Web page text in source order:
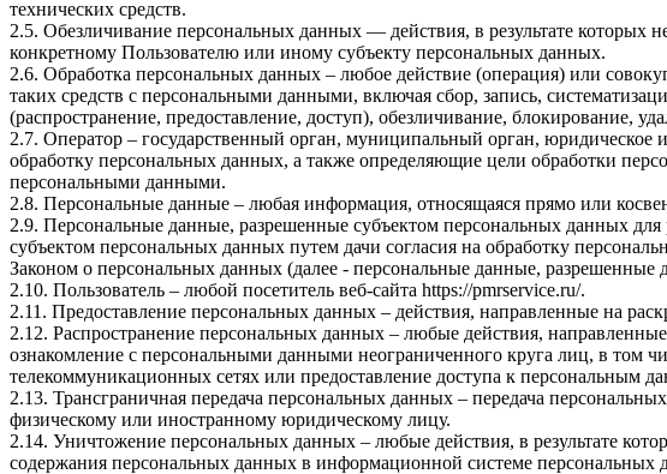
технических средств.
2.5. Обезличивание персональных данных — действия, в результате
конкретному Пользователю или иному субъекту персональных данных.
2.6. Обработка персональных данных – любое действие (операция) или
таких средств с персональными данными, включая сбор, запись,
(распространение, предоставление, доступ), обезличивание, блокирование,
2.7. Оператор – государственный орган, муниципальный орган,
обработку персональных данных, а также определяющие цели обработки
персональными данными.
2.8. Персональные данные – любая информация, относящаяся прямо или
2.9. Персональные данные, разрешенные субъектом персональных данных
субъектом персональных данных путем дачи согласия на обработку
Законом о персональных данных (далее - персональные данные, разрешенные
2.10. Пользователь – любой посетитель веб-сайта https://pmrservice.ru/.
2.11. Предоставление персональных данных – действия, направленные на
2.12. Распространение персональных данных – любые действия,
ознакомление с персональными данными неограниченного круга лиц, в том
телекоммуникационных сетях или предоставление доступа к персональным
2.13. Трансграничная передача персональных данных – передача
физическому или иностранному юридическому лицу.
2.14. Уничтожение персональных данных – любые действия, в результате
содержания персональных данных в информационной системе